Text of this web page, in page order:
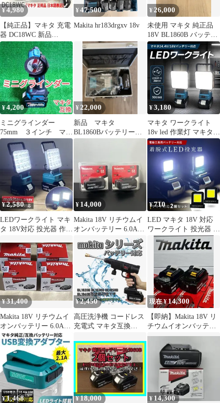
¥4,980
【純正品】マキタ 充電
器 DC18WC 新品
(14.4V 18V 充電可能)
¥47,500
Makita hr183drgxv 18v
¥26,000
未使用 マキタ 純正品
18V BL1860B バッテリ
ー 6.0Ah 2個セット
¥4,200
ミニグラインダー
75mm ３インチ マキ
タ 互換 18V A
¥ 22,000
新品 マキタ
BL1860Bバッテリー
DC18RF急速充電器 ア
¥3,180
マキタ ワークライト
18v led 作業灯 マキタラ
イト マキタライトledラ
イト マキタ互換 2個 led
投光機 ledワークライト
充電式 makita 18v バッ
テリー usb 4
¥2,580
LEDワークライト マキ
タ 18V対応 投光器 作業
¥ 14,000
Makita 18V リチウムイ
オンバッテリー 6.0Ah x
¥710
LED マキタ 18V 対応
ワークライト 投光器 作
業灯 BL1860B BL1850B
BL1840B BL1830B 互換
イコーキ マルチ Waitly
高輝度 整備 DIY作業
キャンプ アウトドア 防
災用 夜間作業
¥31,400
Makita 18V リチウムイ
オンバッテリー 6.0Ah 4
個
¥2,450
高圧洗浄機 コードレス
充電式 マキタ互換
い 軽量 ブラック水やり
散水 大人気 満足度
高め 残りわずかとな
りました
現在 ¥ 14,300
【即納】Makita 18V リ
チウムイオンバッテリ
ー 6.0Ah 2個
¥1,468 ¥18,000 ¥ 14,300